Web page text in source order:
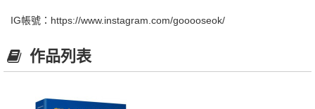
IG帳號：https://www.instagram.com/gooooseok/
作品列表